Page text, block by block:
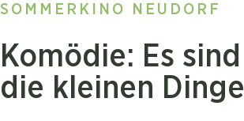
SOMMERKINO NEUDORF
Komödie: Es sind
die kleinen Dinge